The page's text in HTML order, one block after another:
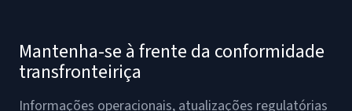
Mantenha-se à frente da conformidade
transfronteiriça
Informações operacionais, atualizações regulatórias